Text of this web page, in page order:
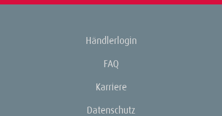
Händlerlogin
FAQ
Karriere
Datenschutz